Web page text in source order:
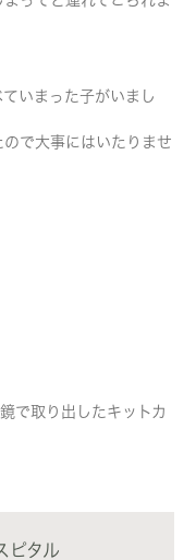
いまった子がいまし
で大事にはいたりませ
出したキットカ
ピタル